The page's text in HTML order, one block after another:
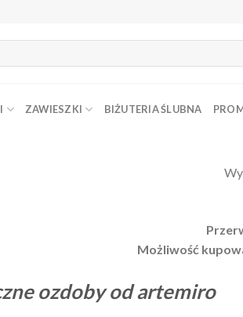
ZAWIESZKI BIŻUTERIA ŚLUBNA
Możliwość
ozdoby od artemiro